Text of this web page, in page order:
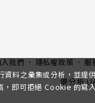
我們 隱私權政策 服
優分析
料之彙集或分析，並
即可拒絕 Cookie 的寫